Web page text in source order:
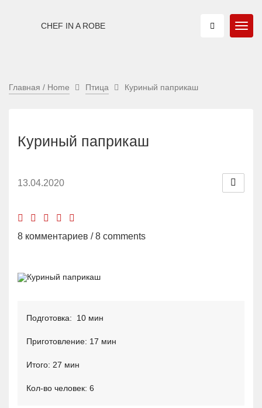
CHEF IN A ROBE
Главная / Home Птица Куриный паприкаш
Куриный паприкаш
13.04.2020
8 комментариев / 8 comments
Подготовка: 10 мин
Приготовление: 17 мин
Итого: 27 мин
Кол-во человек: 6